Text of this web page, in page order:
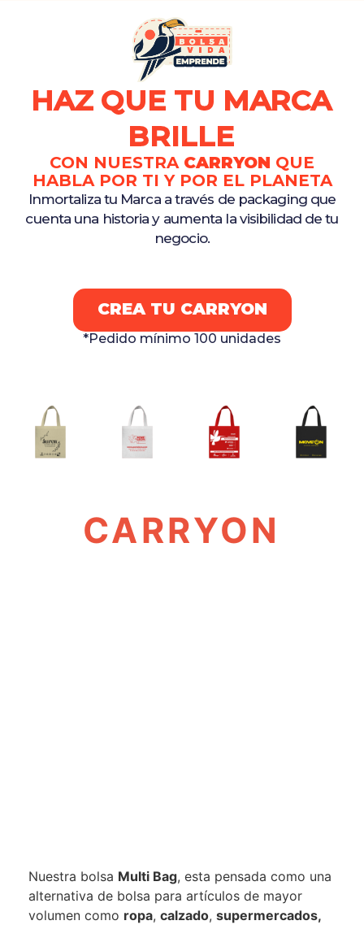
HAZ QUE TU MARCA
BRILLE
CON NUESTRA CARRYON QUE
HABLA POR TI Y POR EL PLANETA
Inmortaliza tu Marca a través de packaging que
cuenta una historia y aumenta la visibilidad de tu
negocio.
CREA TU CARRYON
*Pedido mínimo 100 unidades
CARRYON
Nuestra bolsa Multi Bag, esta pensada como una
alternativa de bolsa para artículos de mayor
volumen como ropa, calzado, supermercados,